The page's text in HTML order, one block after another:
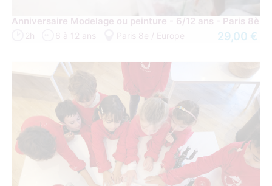
Anniversaire Modelage ou peinture - 6/12 ans - Paris 8è
2h 6 à 12 ans Paris 8e / Europe 29,00 €